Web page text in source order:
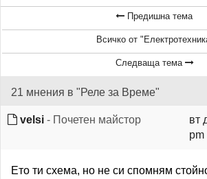
Предишна тема
Всичко от
Следваща тема
21 мнения в "Реле за Време"
velsi - Почетен майстор
вт
pm
Ето ти схема, но не си спомням